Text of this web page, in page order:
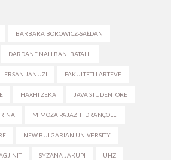
BARBARA BOROWICZ-SAŁDAN
DARDANE NALLBANI BATALLI
ERSAN JANUZI FAKULTETI I ARTEVE
HAXHI ZEKA JAVA STUDENTORE
MIMOZA PAJAZITI DRANÇOLLI
NEW BULGARIAN UNIVERSITY
SYZANA JAKUPI UHZ